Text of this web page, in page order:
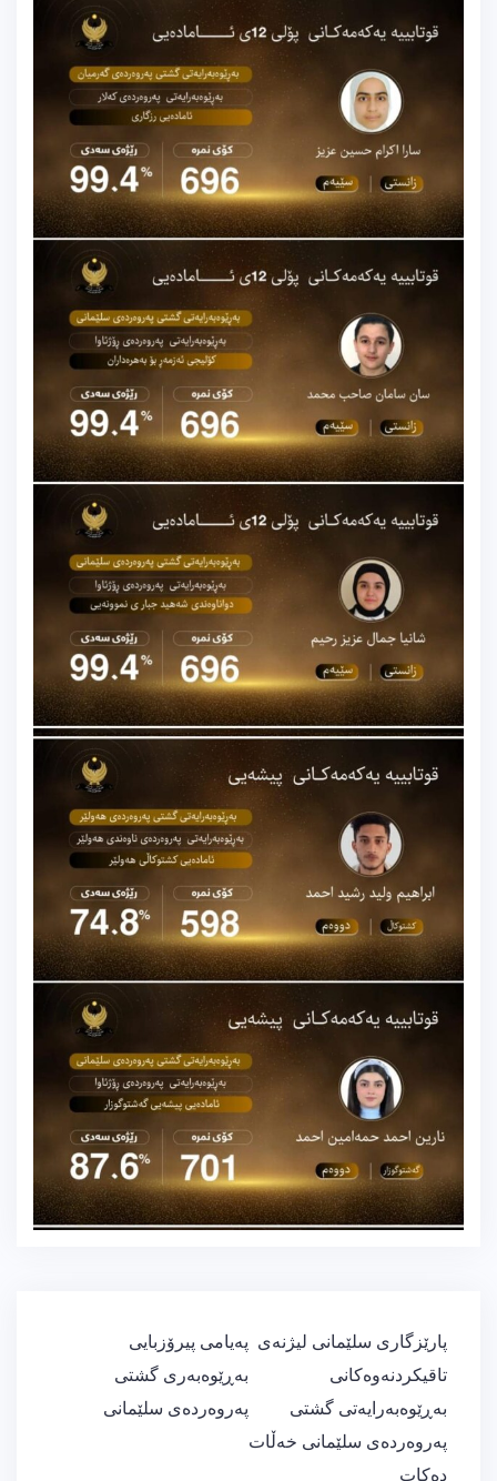
ڕێدۆزیی
بابەت
پەیامی پیرۆزبایی
بەڕێوەبەری گشتی
پەروەردەی سلێمانی
پارێزگاری سلێمانی لیژنەی
تاقیكردنەوەكانی
بەڕێوەبەرایەتی گشتی
پەروەردەی سلێمانی خەڵات
دەكات